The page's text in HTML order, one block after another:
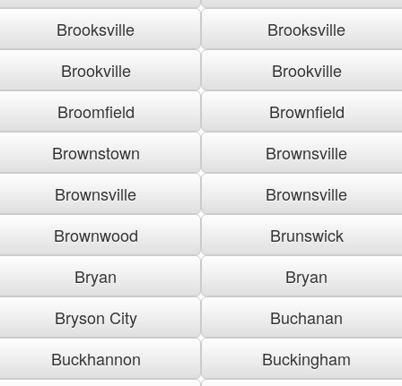
Brooksville
Brooksville
Brookville
Brookville
Broomfield
Brownfield
Brownstown
Brownsville
Brownsville
Brownsville
Brownwood
Brunswick
Bryan
Bryan
Bryson City
Buchanan
Buckhannon
Buckingham